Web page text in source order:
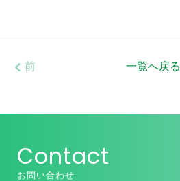
前 一覧へ戻る
Contact
お問い合わせ